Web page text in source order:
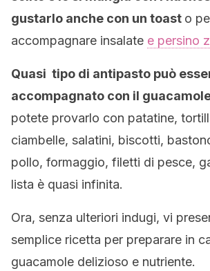
gustarlo anche con un toast o
accompagnare insalate e persino
Quasi tipo di antipasto può
accompagnato con il
potete provarlo con patatine,
ciambelle, salatini, biscotti,
pollo, formaggio, filetti di pesce,
lista è quasi infinita.
Ora, senza ulteriori indugi, vi
semplice ricetta per preparare in
guacamole delizioso e nutriente.